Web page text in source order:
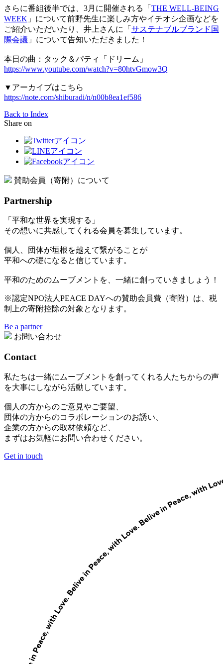
さらに番組後半では、3月に開催される「 THE WELL-BEING
WEEK 」について前野先生に楽しみ方やイチオシ企画などを
ご紹介いただいたり、井上さんに「 サステナブルブランド国
際会議 」について告知いただきました！
本日の曲：タック＆パティ「ドリーム」
https://www.youtube.com/watch?v=80htvGmow3Q
▼アーカイブはこちら
https://note.com/shiburadi/n/n00b8ea1ef586
Back to Index
Share on
賛助会員（寄附）について
Partnership
「平和な世界を実現する」
その想いに共感してくれる会員を募集しています。
個人、団体が垣根を越えて繋がることが
平和への礎になると信じています。
平和のためのムーブメントを、一緒に創っていきましょう！
※認定NPO法人PEACE DAYへの賛助会員費（寄附）は、税
制上の寄附控除の対象となります。
Be a partner
お問い合わせ
Contact
私たちは一緒にムーブメントを創ってくれる人たちからの声
を大事にしながら活動しています。
個人の方からのご意見やご要望、
団体の方からのコラボレーションのお誘い、
企業の方からの取材依頼など、
まずはお気軽にお問い合わせください。
Get in touch